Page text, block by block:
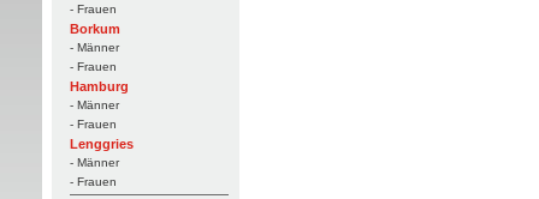
- Frauen
Borkum
- Männer
- Frauen
Hamburg
- Männer
- Frauen
Lenggries
- Männer
- Frauen